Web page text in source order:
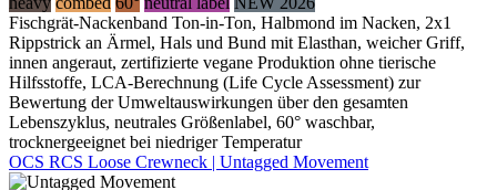
Fischgrät-Nackenband Ton-in-Ton, Halbmond im Nacken, 2x1
Rippstrick an Ärmel, Hals und Bund mit Elasthan, weicher Griff,
innen angeraut, zertifizierte vegane Produktion ohne tierische
Hilfsstoffe, LCA-Berechnung (Life Cycle Assessment) zur
Bewertung der Umweltauswirkungen über den gesamten
Lebenszyklus, neutrales Größenlabel, 60° waschbar,
trocknergeeignet bei niedriger Temperatur
OCS RCS Loose Crewneck | Untagged Movement